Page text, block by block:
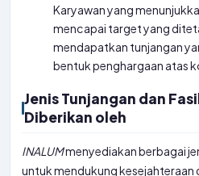
Karyawan yang
mencapai target yang
mendapatkan tunjangan
bentuk penghargaan atas
Jenis Tunjangan dan
Diberikan oleh
INALUMmenyediakan berbagai
untuk mendukung kesejahteraan